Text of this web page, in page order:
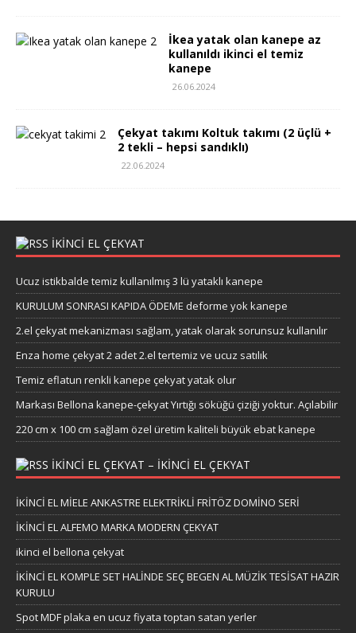
İkea yatak olan kanepe az
kullanıldı ikinci el temiz
kanepe
26.06.2024
Çekyat takımı Koltuk takımı (2 üçlü +
2 tekli – hepsi sandıklı)
22.06.2024
IKINCI EL ÇEKYAT
Ucuz istikbalde temiz kullanılmış 3 lü yataklı kanepe
KURULUM SONRASI KAPIDA ÖDEME deforme yok kanepe
2.el çekyat mekanizması sağlam, yatak olarak sorunsuz kullanılır
Enza home çekyat 2 adet 2.el tertemiz ve ucuz satılık
Temiz eflatun renkli kanepe çekyat yatak olur
Markası Bellona kanepe-çekyat Yırtığı söküğü çiziği yoktur. Açılabilir
220 cm x 100 cm sağlam özel üretim kaliteli büyük ebat kanepe
IKINCI EL ÇEKYAT – IKINCI EL ÇEKYAT
İKİNCİ EL MİELE ANKASTRE ELEKTRİKLİ FRİTÖZ DOMİNO SERİ
İKİNCİ EL ALFEMO MARKA MODERN ÇEKYAT
ikinci el bellona çekyat
İKİNCİ EL KOMPLE SET HALİNDE SEÇ BEGEN AL MÜZİK TESİSAT HAZIR
KURULU
Spot MDF plaka en ucuz fiyata toptan satan yerler